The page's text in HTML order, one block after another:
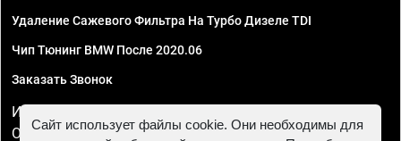
Удаление Сажевого Фильтра На Турбо Дизеле TDI
Чип Тюнинг BMW После 2020.06
Заказать Звонок
ИП Смирнов Георгий Павлович. ИНН 781302555843,
ОГРНИП 324470400032610
Сайт использует файлы cookie. Они необходимы для